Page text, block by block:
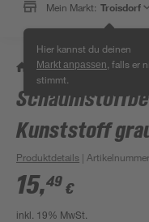
Mein Markt: Troisdorf
Hier kannst du deinen
Markt anpassen , falls er
stimmt.
/ Wohnen & Haushalt /
Kunststoff
Produktdetails | Artikelnummer
15,49 €
inkl. 19% MwSt.